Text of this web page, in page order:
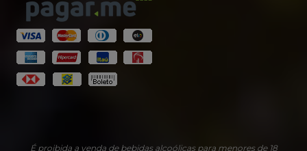
É proibida a venda de bebidas alcoólicas para menores de 18